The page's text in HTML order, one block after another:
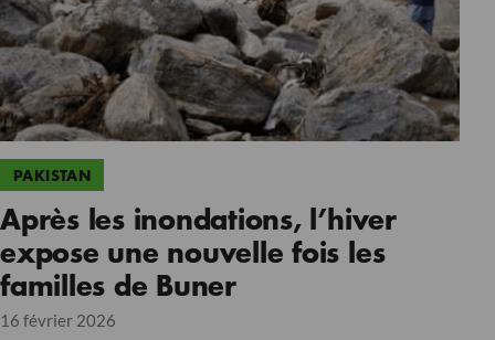
PAKISTAN
Après les inondations, l’hiver
expose une nouvelle fois les
familles de Buner
16 février 2026